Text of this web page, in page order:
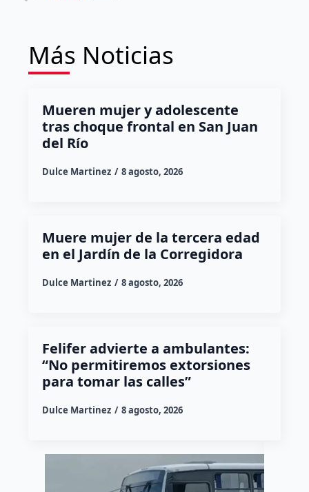
Más Noticias
Mueren mujer y adolescente
tras choque frontal en San Juan
del Río
Dulce Martinez 8 agosto, 2026
Muere mujer de la tercera edad
en el Jardín de la Corregidora
Dulce Martinez 8 agosto, 2026
Felifer advierte a ambulantes:
“No permitiremos extorsiones
para tomar las calles”
Dulce Martinez 8 agosto, 2026